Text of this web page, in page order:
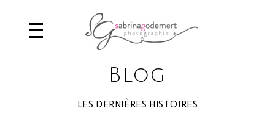
Blog
LES DERNIÈRES HISTOIRES